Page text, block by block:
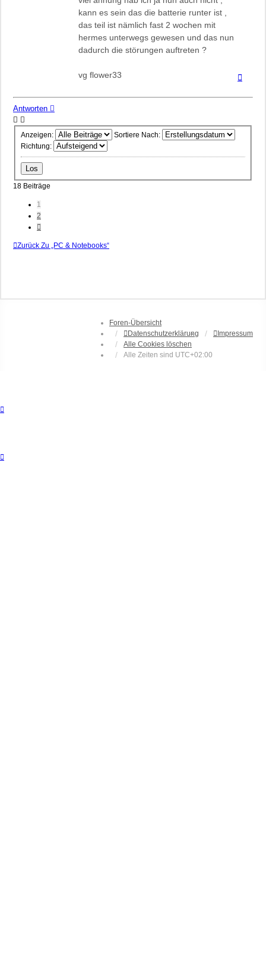
kann es sein das die batterie runter ist ,
das teil ist nämlich fast 2 wochen mit
hermes unterwegs gewesen und das nun
dadurch die störungen auftreten ?
vg flower33
Antworten
Anzeigen:
Sortiere Nach:
Richtung:
18 Beiträge
1
2
Zurück Zu „PC & Notebooks“
Foren-Übersicht
Datenschutzerklärung
Impressum
Alle Cookies löschen
Alle Zeiten sind UTC+02:00